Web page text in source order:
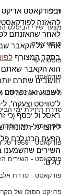
ויניל
מצעד שירי הביטלס
פוסט אורח
פוסט אישי
פודקאסט
סימפוניה שמיימית
סדרת תחילת ימי
פודקאסט -
פודקאסט - 1969 של הביטלס
פודקאסט - השירים
פודקאסט - סדרת
פרויקט הסולו של
ובפודקאסט אדיקט
להאזנה
לאחר שהאזנתם
אחד על הקאבר
בסקר המצורף
הוא הקאבר שאתם
חושבים שתרם
לשבוע ואז נפרסם
ל’טוויסט וצעקה’,
ראסל ול ‘כסף (כי
ליחצו על
הפעם הכנו לכם
השירים שהשמענו
כולם.